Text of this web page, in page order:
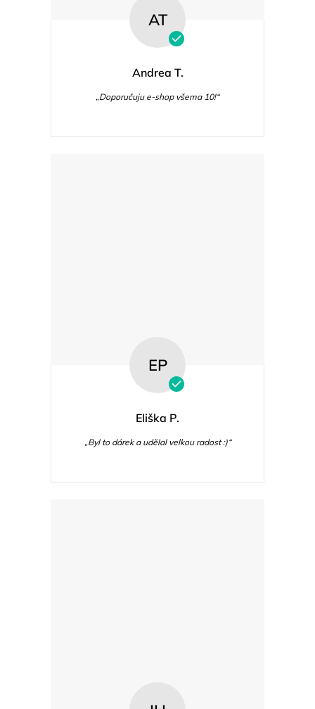
AT
Andrea T.
„Doporučuju e-shop všema 10!“
EP
Eliška P.
„Byl to dárek a udělal velkou radost :)“